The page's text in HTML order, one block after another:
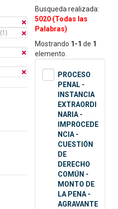
(1)
Busqueda realizada:
5020 (Todas las
Palabras)
Mostrando 1-1 de 1
elemento.
PROCESO
PENAL -
INSTANCIA
EXTRAORDI
NARIA -
IMPROCEDE
NCIA -
CUESTIÓN
DE
DERECHO
COMÚN -
MONTO DE
LA PENA -
AGRAVANTE